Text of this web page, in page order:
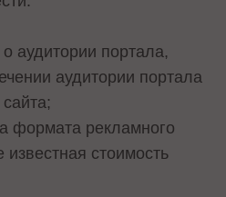
аудитории портала,
аудитории портала
формата рекламного
стоимость